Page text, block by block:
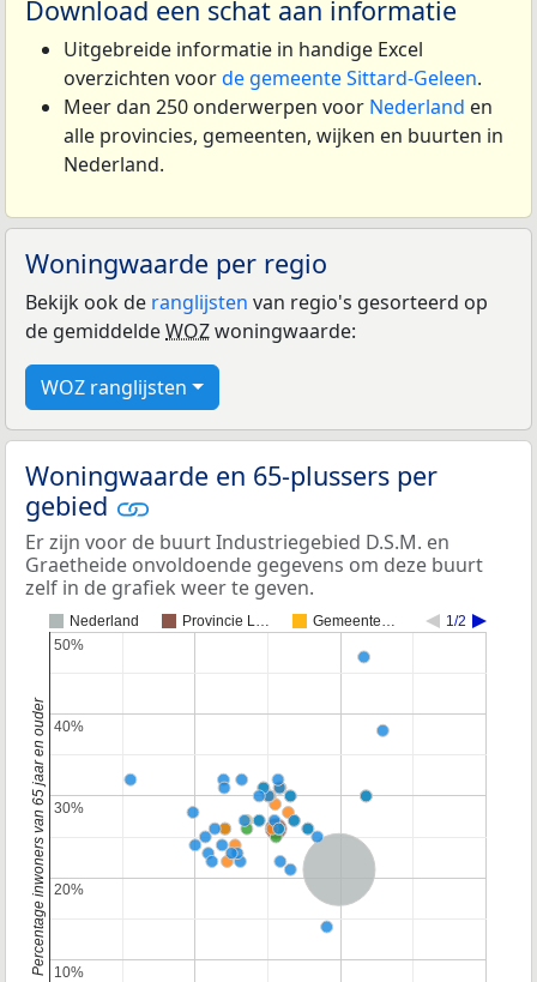
Download een schat aan informatie
Uitgebreide informatie in handige Excel
overzichten voorde gemeente Sittard-Geleen.
Meer dan 250 onderwerpen voor Nederland en
alle provincies, gemeenten, wijken en buurten in
Nederland.
Woningwaarde per regio
Bekijk ook de ranglijsten van regio's gesorteerd op
de gemiddeldeWOZwoningwaarde:
WOZ ranglijsten
Woningwaarde en 65-plussers per
gebied
Er zijn voor de buurt Industriegebied D.S.M. en
Graetheide onvoldoende gegevens om deze buurt
zelf in de grafiek weer te geven.
Nederland Provincie L… Gemeente… 1/2
10%
10%
20%
20%
30%
30%
40%
40%
50%
50%
Percentage inwoners van 65 jaar en ouder